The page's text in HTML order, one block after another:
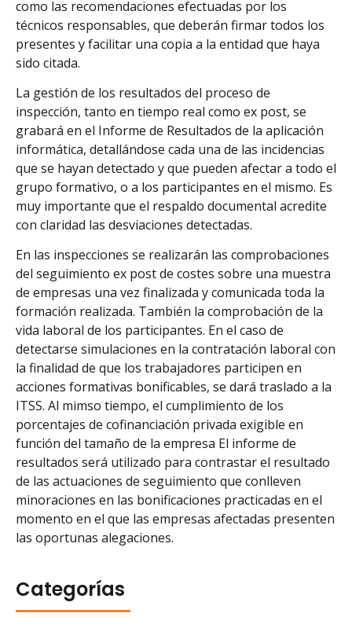
como las recomendaciones efectuadas por los
técnicos responsables, que deberán firmar todos los
presentes y facilitar una copia a la entidad que haya
sido citada.
La gestión de los resultados del proceso de
inspección, tanto en tiempo real como ex post, se
grabará en el Informe de Resultados de la aplicación
informática, detallándose cada una de las incidencias
que se hayan detectado y que pueden afectar a todo el
grupo formativo, o a los participantes en el mismo. Es
muy importante que el respaldo documental acredite
con claridad las desviaciones detectadas.
En las inspecciones se realizarán las comprobaciones
del seguimiento ex post de costes sobre una muestra
de empresas una vez finalizada y comunicada toda la
formación realizada. También la comprobación de la
vida laboral de los participantes. En el caso de
detectarse simulaciones en la contratación laboral con
la finalidad de que los trabajadores participen en
acciones formativas bonificables, se dará traslado a la
ITSS. Al mimso tiempo, el cumplimiento de los
porcentajes de cofinanciación privada exigible en
función del tamaño de la empresa El informe de
resultados será utilizado para contrastar el resultado
de las actuaciones de seguimiento que conlleven
minoraciones en las bonificaciones practicadas en el
momento en el que las empresas afectadas presenten
las oportunas alegaciones.
Categorías